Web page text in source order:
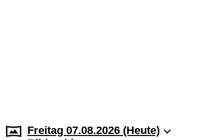
Freitag 07.08.2026 (Heute)